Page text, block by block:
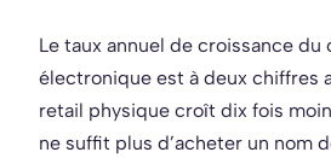
Le taux annuel de croissance du
électronique est à deux chiffres
retail physique croît dix fois
ne suffit plus d’acheter un nom